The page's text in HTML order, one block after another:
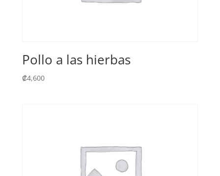
Pollo a las hierbas
₡4,600